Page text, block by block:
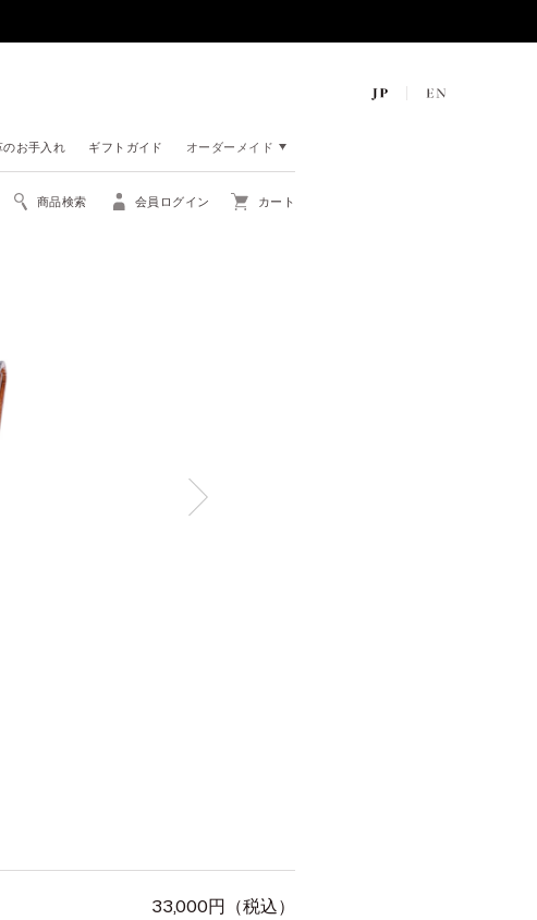
のお手入れ ギフトガイド オーダーメイド
商品検索 会員ログイン カート
33,000円（税込）